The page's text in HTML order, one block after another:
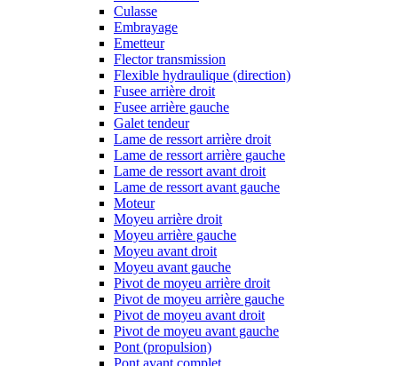
Culasse
Embrayage
Emetteur
Flector transmission
Flexible hydraulique (direction)
Fusee arrière droit
Fusee arrière gauche
Galet tendeur
Lame de ressort arrière droit
Lame de ressort arrière gauche
Lame de ressort avant droit
Lame de ressort avant gauche
Moteur
Moyeu arrière droit
Moyeu arrière gauche
Moyeu avant droit
Moyeu avant gauche
Pivot de moyeu arrière droit
Pivot de moyeu arrière gauche
Pivot de moyeu avant droit
Pivot de moyeu avant gauche
Pont (propulsion)
Pont avant complet